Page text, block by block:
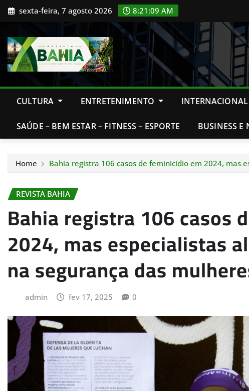
Skip sexta-feira, 7 agosto 2026 8:21:11 AM
CULTURA ENTRETENIMENTO INTERNACIONAL
SAÚDE – BEM ESTAR – FITNESS – ESPORTE BUSINESS E
Home Bahia registra 106 casos de feminicídio em 2024, mas
REVISTA BAHIA
Bahia registra 106 casos
2024, mas especialistas
na segurança das
admin fev 17, 2025 0